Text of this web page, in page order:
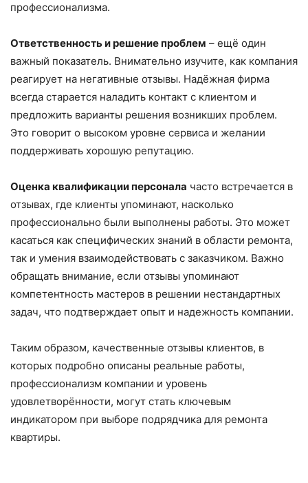
профессионализма.
Ответственность и решение проблем – ещё один
важный показатель. Внимательно изучите, как компания
реагирует на негативные отзывы. Надёжная фирма
всегда старается наладить контакт с клиентом и
предложить варианты решения возникших проблем.
Это говорит о высоком уровне сервиса и желании
поддерживать хорошую репутацию.
Оценка квалификации персонала часто встречается в
отзывах, где клиенты упоминают, насколько
профессионально были выполнены работы. Это может
касаться как специфических знаний в области ремонта,
так и умения взаимодействовать с заказчиком. Важно
обращать внимание, если отзывы упоминают
компетентность мастеров в решении нестандартных
задач, что подтверждает опыт и надежность компании.
Таким образом, качественные отзывы клиентов, в
которых подробно описаны реальные работы,
профессионализм компании и уровень
удовлетворённости, могут стать ключевым
индикатором при выборе подрядчика для ремонта
квартиры.